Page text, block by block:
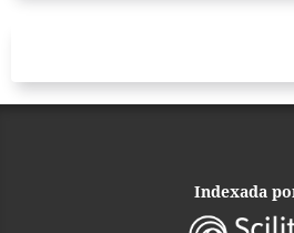
Indexada